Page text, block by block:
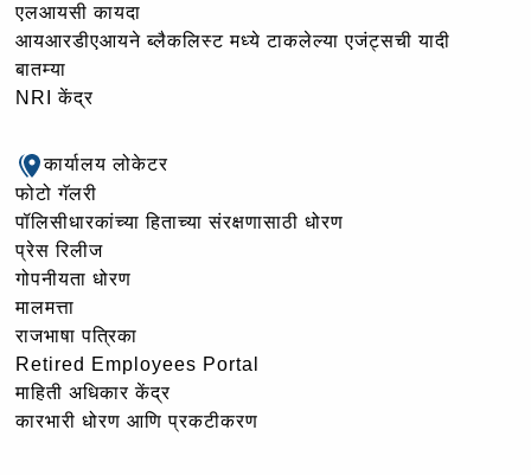
एलआयसी कायदा
आयआरडीएआयने ब्लैकलिस्ट मध्ये टाकलेल्या एजंट्सची यादी
बातम्या
NRI केंद्र
कार्यालय लोकेटर
फोटो गॅलरी
पॉलिसीधारकांच्या हिताच्या संरक्षणासाठी धोरण
प्रेस रिलीज
गोपनीयता धोरण
मालमत्ता
राजभाषा पत्रिका
Retired Employees Portal
माहिती अधिकार केंद्र
कारभारी धोरण आणि प्रकटीकरण